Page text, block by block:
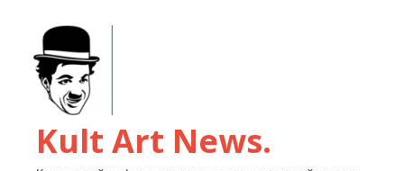
Kult Art News.